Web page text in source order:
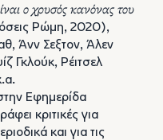
ο χρυσός κανόνας του
Ρώμη, 2020),
Άνν Σεξτον, Άλεν
Γκλούκ, Ρέιτσελ
Εφημερίδα
κριτικές για
και για τις